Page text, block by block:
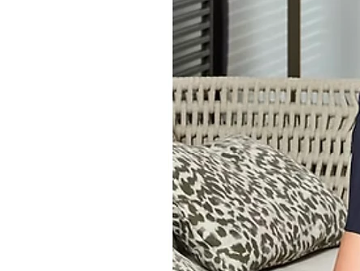
Borsa da toilette compatta